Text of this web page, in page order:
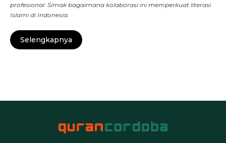
profesional. Simak bagaimana kolaborasi ini memperkuat literasi
Islami di Indonesia.
Selengkapnya